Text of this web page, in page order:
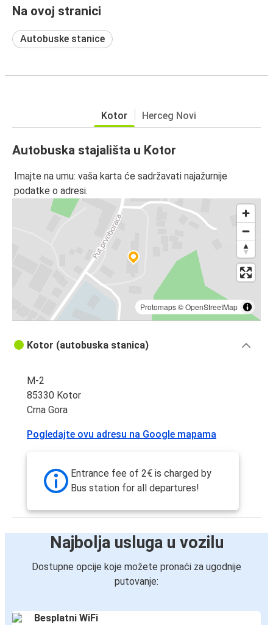
Na ovoj stranici
Autobuske stanice
Kotor Herceg Novi
Autobuska stajališta u Kotor
Imajte na umu: vaša karta će sadržavati najažurnije
podatke o adresi.
Protomaps©OpenStreetMap
Kotor (autobuska stanica)
M-2
85330 Kotor
Crna Gora
Pogledajte ovu adresu na Google mapama
Entrance fee of 2€ is charged by
Bus station for all departures!
Najbolja usluga u vozilu
Dostupne opcije koje možete pronaći za ugodnije
putovanje:
Besplatni WiFi